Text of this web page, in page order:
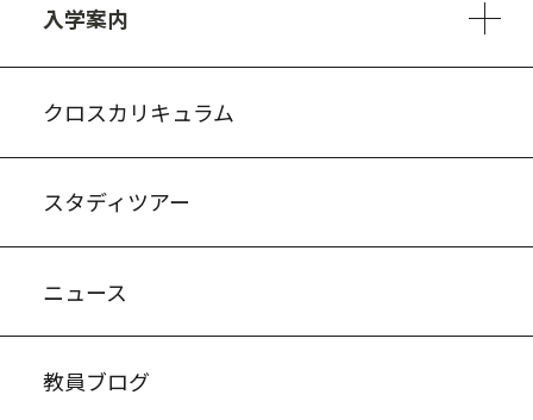
入学案内
クロスカリキュラム
スタディツアー
ニュース
教員ブログ